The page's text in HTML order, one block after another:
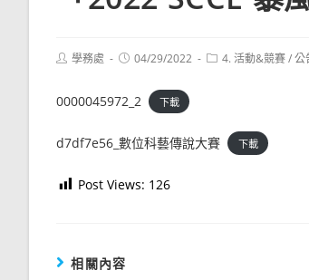
Post學務處
Post04/29/2022
Post4. 活動&競賽/公
0000045972_2 下載
d7df7e56_數位科藝傳說大賽 下載
Post Views: 126
相關內容